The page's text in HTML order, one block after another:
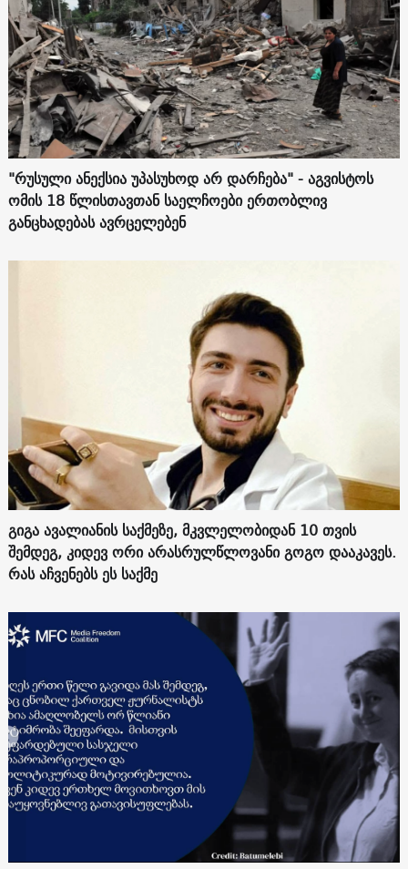
"რუსული ანექსია უპასუხოდ არ დარჩება" - აგვისტოს
ომის 18 წლისთავთან საელჩოები ერთობლივ
განცხადებას ავრცელებენ
გიგა ავალიანის საქმეზე, მკვლელობიდან 10 თვის
შემდეგ, კიდევ ორი არასრულწლოვანი გოგო დააკავეს.
რას აჩვენებს ეს საქმე